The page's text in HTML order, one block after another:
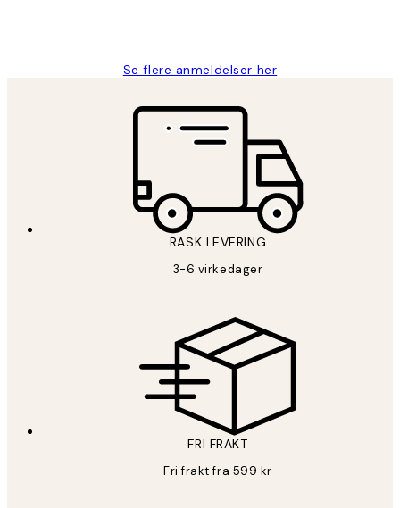
Se flere anmeldelser her
RASK LEVERING
3-6 virkedager
FRI FRAKT
Fri frakt fra 599 kr